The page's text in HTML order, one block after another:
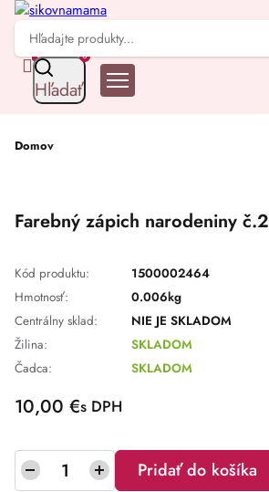
Hľadať
0
Domov
Farebný zápich narodeniny č.2
Kód produktu:
1500002464
Hmotnosť:
0.006kg
Centrálny sklad:
NIE JE SKLADOM
Žilina:
SKLADOM
Čadca:
SKLADOM
10,00 €s DPH
Pridať do košíka